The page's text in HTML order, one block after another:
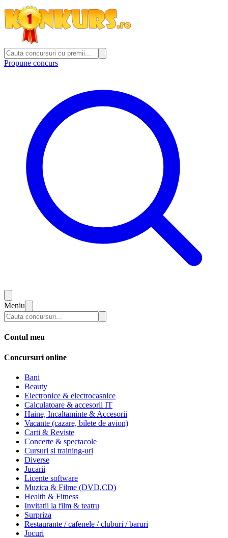
Propune concurs
Meniu
Contul meu
Concursuri online
Bani
Beauty
Electronice & electrocasnice
Calculatoare & accesorii IT
Haine, Incaltaminte & Accesorii
Vacante (cazare, bilete de avion)
Carti & Reviste
Concerte & spectacole
Cursuri si training-uri
Diverse
Jucarii
Licente software
Muzica & Filme (DVD,CD)
Health & Fitness
Invitatii la film & teatru
Surpriza
Restaurante / cafenele / cluburi / baruri
Jocuri